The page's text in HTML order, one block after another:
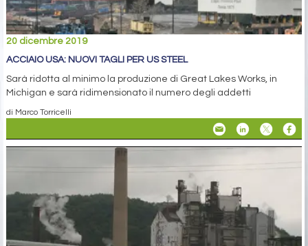
20 dicembre 2019
ACCIAIO USA: NUOVI TAGLI PER US STEEL
Sarà ridotta al minimo la produzione di Great Lakes Works, in
Michigan e sarà ridimensionato il numero degli addetti
di Marco Torricelli